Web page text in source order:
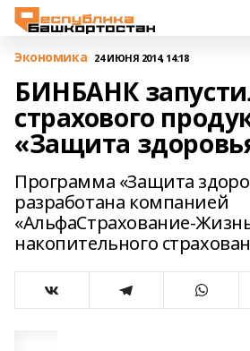
Экономика 24 ИЮНЯ 2014, 14:18
БИНБАНК
страхового
«Защита
Программа «Защита
разработана компанией
«АльфаСтрахование-
накопительного